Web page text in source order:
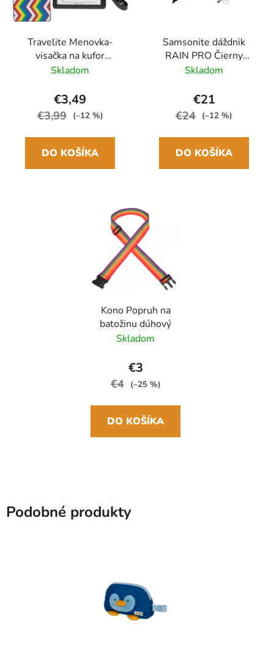
Travelite Menovka-
visačka na kufor
Multicolor Waves
Skladom
€3,49
€3,99 (–12 %)
DO KOŠÍKA
Samsonite dáždnik
RAIN PRO Čierny
skladací manuálny
Skladom
€21
€24 (–12 %)
DO KOŠÍKA
Kono Popruh na
batožinu dúhový
Skladom
€3
€4 (–25 %)
DO KOŠÍKA
Podobné produkty